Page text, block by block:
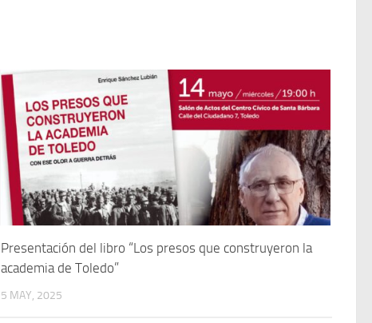
Presentación del libro “Los presos que construyeron la
academia de Toledo”
5 MAY, 2025